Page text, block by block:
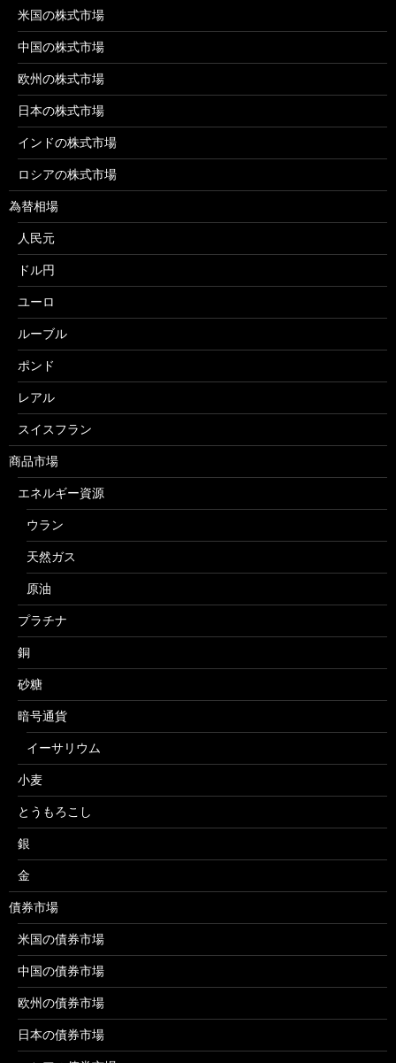
米国の株式市場
中国の株式市場
欧州の株式市場
日本の株式市場
インドの株式市場
ロシアの株式市場
為替相場
人民元
ドル円
ユーロ
ルーブル
ポンド
レアル
スイスフラン
商品市場
エネルギー資源
ウラン
天然ガス
原油
プラチナ
銅
砂糖
暗号通貨
イーサリウム
小麦
とうもろこし
銀
金
債券市場
米国の債券市場
中国の債券市場
欧州の債券市場
日本の債券市場